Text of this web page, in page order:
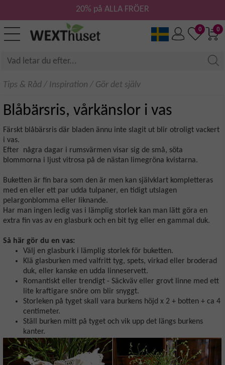
0
0
20% på ALLA FRÖER
Tips & Råd / Inspiration / Gör det själv
Blåbärsris, vårkänslor i vas
Färskt blåbärsris där bladen ännu inte slagit ut blir otroligt vackert
i vas.
Efter några dagar i rumsvärmen visar sig de små, söta
blommorna i ljust vitrosa på de nästan limegröna kvistarna.
Buketten är fin bara som den är men kan självklart kompletteras
med en eller ett par udda tulpaner, en tidigt utslagen
pelargonblomma eller liknande.
Har man ingen ledig vas i lämplig storlek kan man lätt göra en
extra fin vas av en glasburk och en bit tyg eller en gammal duk.
Så här gör du en vas:
Välj en glasburk i lämplig storlek för buketten.
Klä glasburken med valfritt tyg, spets, virkad eller broderad
duk, eller kanske en udda linneservett.
Romantiskt eller trendigt - Säckväv eller grovt linne med ett
lite kraftigare snöre om blir snyggt.
Storleken på tyget skall vara burkens höjd x 2 + botten + ca 4
centimeter.
Ställ burken mitt på tyget och vik upp det längs burkens
kanter.